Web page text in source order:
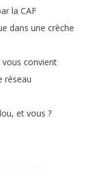
la CAF
dans une crèche
vous convient
réseau
, et vous ?